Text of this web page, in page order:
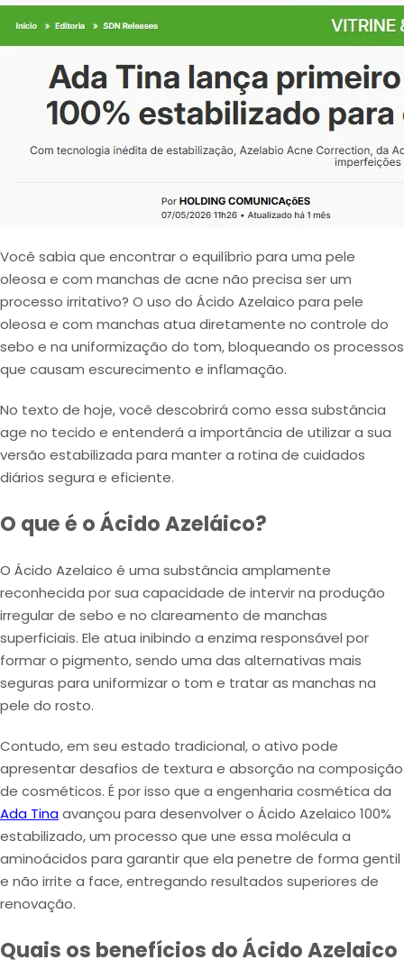
Você sabia que encontrar o equilíbrio para uma pele
oleosa e com manchas de acne não precisa ser um
processo irritativo? O uso do Ácido Azelaico para pele
oleosa e com manchas atua diretamente no controle do
sebo e na uniformização do tom, bloqueando os processos
que causam escurecimento e inflamação.
No texto de hoje, você descobrirá como essa substância
age no tecido e entenderá a importância de utilizar a sua
versão estabilizada para manter a rotina de cuidados
diários segura e eficiente.
O que é o Ácido Azeláico?
O Ácido Azelaico é uma substância amplamente
reconhecida por sua capacidade de intervir na produção
irregular de sebo e no clareamento de manchas
superficiais. Ele atua inibindo a enzima responsável por
formar o pigmento, sendo uma das alternativas mais
seguras para uniformizar o tom e tratar as manchas na
pele do rosto.
Contudo, em seu estado tradicional, o ativo pode
apresentar desafios de textura e absorção na composição
de cosméticos. É por isso que a engenharia cosmética da
Ada Tinaavançou para desenvolver o Ácido Azelaico 100%
estabilizado, um processo que une essa molécula a
aminoácidos para garantir que ela penetre de forma gentil
e não irrite a face, entregando resultados superiores de
renovação.
Quais os benefícios do Ácido Azelaico